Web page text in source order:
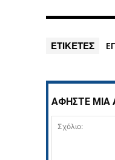
ΕΤΙΚΕΤΕΣ
ΑΦΗΣΤΕ ΜΙΑ